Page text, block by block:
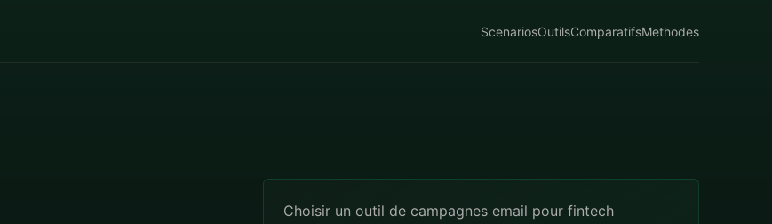
ScenariosOutilsComparatifsMethodes
Choisir un outil de campagnes email pour fintech